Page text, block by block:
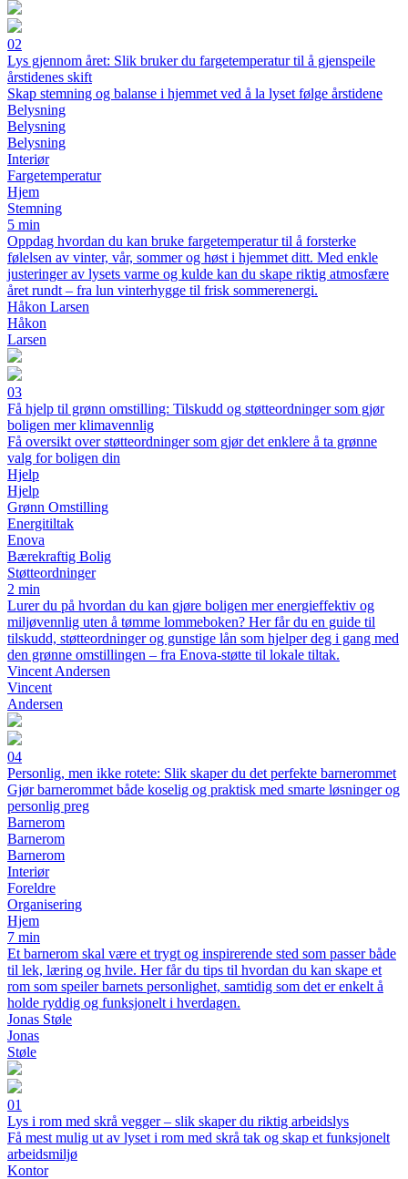
02
Lys gjennom året: Slik bruker du fargetemperatur til å gjenspeile
årstidenes skift
Skap stemning og balanse i hjemmet ved å la lyset følge årstidene
Belysning
Belysning
Belysning
Interiør
Fargetemperatur
Hjem
Stemning
5 min
Oppdag hvordan du kan bruke fargetemperatur til å forsterke
følelsen av vinter, vår, sommer og høst i hjemmet ditt. Med enkle
justeringer av lysets varme og kulde kan du skape riktig atmosfære
året rundt – fra lun vinterhygge til frisk sommerenergi.
Håkon Larsen
Håkon
Larsen
03
Få hjelp til grønn omstilling: Tilskudd og støtteordninger som gjør
boligen mer klimavennlig
Få oversikt over støtteordninger som gjør det enklere å ta grønne
valg for boligen din
Hjelp
Hjelp
Grønn Omstilling
Energitiltak
Enova
Bærekraftig Bolig
Støtteordninger
2 min
Lurer du på hvordan du kan gjøre boligen mer energieffektiv og
miljøvennlig uten å tømme lommeboken? Her får du en guide til
tilskudd, støtteordninger og gunstige lån som hjelper deg i gang med
den grønne omstillingen – fra Enova-støtte til lokale tiltak.
Vincent Andersen
Vincent
Andersen
04
Personlig, men ikke rotete: Slik skaper du det perfekte barnerommet
Gjør barnerommet både koselig og praktisk med smarte løsninger og
personlig preg
Barnerom
Barnerom
Barnerom
Interiør
Foreldre
Organisering
Hjem
7 min
Et barnerom skal være et trygt og inspirerende sted som passer både
til lek, læring og hvile. Her får du tips til hvordan du kan skape et
rom som speiler barnets personlighet, samtidig som det er enkelt å
holde ryddig og funksjonelt i hverdagen.
Jonas Støle
Jonas
Støle
01
Lys i rom med skrå vegger – slik skaper du riktig arbeidslys
Få mest mulig ut av lyset i rom med skrå tak og skap et funksjonelt
arbeidsmiljø
Kontor